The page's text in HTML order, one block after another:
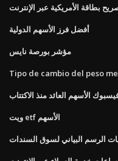
بطاقة الأمريكية عبر الإنترنت
أفضل فرز الأسهم الدولية
مؤشر بورصة نايس
Tipo de cambio del peso
الأسهم العائد منذ الاكتتاب
ويت etf الأسهم
الرسم البياني لسوق السندات